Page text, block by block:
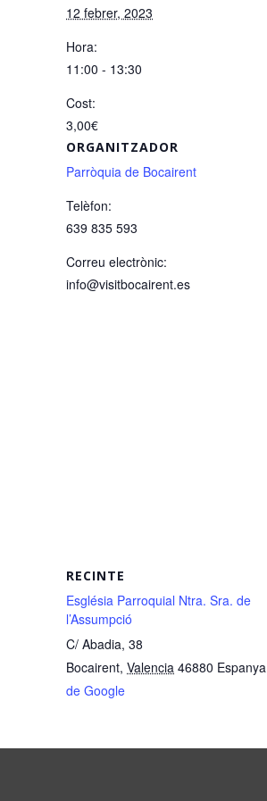
12 febrer, 2023
Hora:
11:00 - 13:30
Cost:
3,00€
ORGANITZADOR
Parròquia de Bocairent
Telèfon:
639 835 593
Correu electrònic:
info@visitbocairent.es
RECINTE
Església Parroquial Ntra. Sra. de
l’Assumpció
C/ Abadia, 38
Bocairent, Valencia 46880 Espanya
de Google